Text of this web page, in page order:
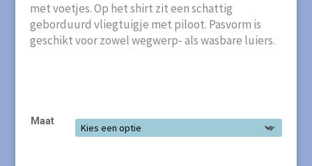
met voetjes. Op het shirt zit een schattig
geborduurd vliegtuigje met piloot. Pasvorm is
geschikt voor zowel wegwerp- als wasbare luiers.
Maat